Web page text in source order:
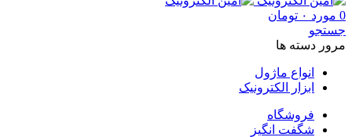
0 مورد ۰ تومان
جستجو
مرور دسته ها
انواع ماژول
ابزار الکترونیک
فروشگاه
شگفت انگیز